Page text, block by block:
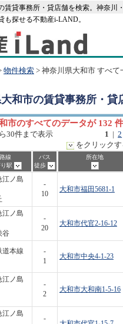
賃貸事務所・貸店舗を検索。神奈川
も探せる不動産i-LAND。
物件検索> 神奈川県大和市 すべて
和市の賃貸事務所・貸
市のすべてのデータが 132
1 |2
30件まで表示
をクリック
路線
駅
バス
徒歩
所在地
江ノ島
-
10
大和市福田5681-1
江ノ島
谷
-
20
大和市代官2-16-12
道本線
-
1
大和市中央4-1-23
江ノ島
-
2
大和市大和南1-5-16
江ノ島
-